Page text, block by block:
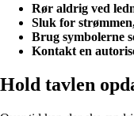
Rør aldrig ved
Sluk for
Brug symbolerne
Kontakt en
Hold tavlen